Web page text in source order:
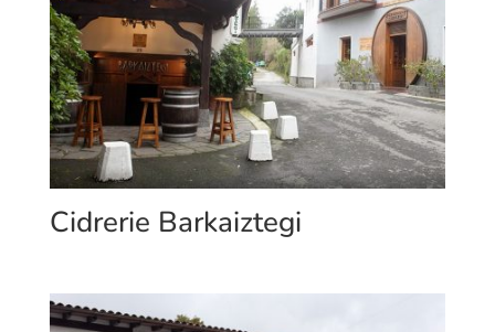
Cidrerie Barkaiztegi